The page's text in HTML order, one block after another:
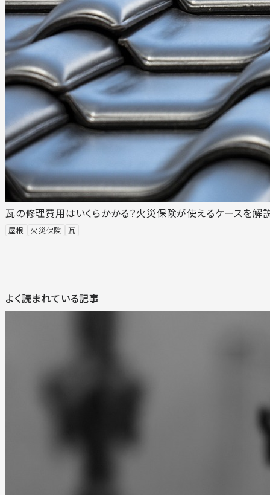
瓦の修理費用はいくらかかる？火災保険が使えるケースを解
屋根 火災保険 瓦
よく読まれている記事